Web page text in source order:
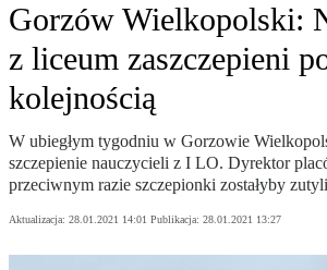
Gorzów Wielkopolski:
z liceum zaszczepieni
kolejnością
W ubiegłym tygodniu w Gorzowie
szczepienie nauczycieli z I LO. Dyrektor
przeciwnym razie szczepionki zostałyby
Aktualizacja: 28.01.2021 14:01 Publikacja: 28.01.2021 13:27